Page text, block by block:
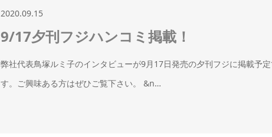
2020.09.15
9/17夕刊フジハンコミ掲載！
弊社代表鳥塚ルミ子のインタビューが9月17日発売の夕刊フジに掲載予
す。ご興味ある方はぜひご覧下さい。 &n…